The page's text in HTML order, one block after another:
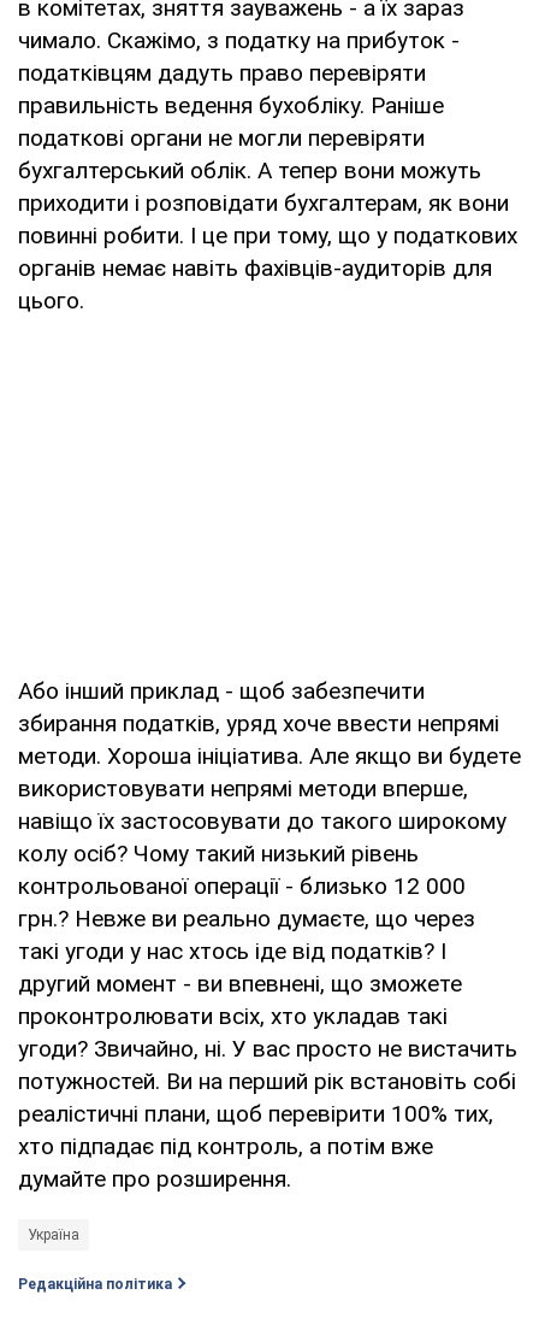
в комітетах, зняття зауважень - а їх зараз
чимало. Скажімо, з податку на прибуток -
податківцям дадуть право перевіряти
правильність ведення бухобліку. Раніше
податкові органи не могли перевіряти
бухгалтерський облік. А тепер вони можуть
приходити і розповідати бухгалтерам, як вони
повинні робити. І це при тому, що у податкових
органів немає навіть фахівців-аудиторів для
цього.
Або інший приклад - щоб забезпечити
збирання податків, уряд хоче ввести непрямі
методи. Хороша ініціатива. Але якщо ви будете
використовувати непрямі методи вперше,
навіщо їх застосовувати до такого широкому
колу осіб? Чому такий низький рівень
контрольованої операції - близько 12 000
грн.? Невже ви реально думаєте, що через
такі угоди у нас хтось іде від податків? І
другий момент - ви впевнені, що зможете
проконтролювати всіх, хто укладав такі
угоди? Звичайно, ні. У вас просто не вистачить
потужностей. Ви на перший рік встановіть собі
реалістичні плани, щоб перевірити 100% тих,
хто підпадає під контроль, а потім вже
думайте про розширення.
Україна
Редакційна політика